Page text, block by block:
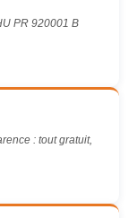
PR 920001 B
: tout gratuit,